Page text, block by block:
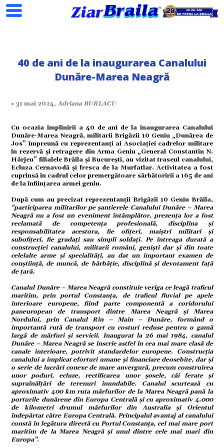
40 de ani de la inaugurarea Canalului
Dunăre-Marea Neagră
• 31 mai 2024,Adriana BURLACU
Cu ocazia împlinirii a 40 de ani de la inaugurarea Canalului
Dunăre-Marea Neagră, militarii Brigăzii 10 Geniu „Dunărea de
Jos” împreună cu reprezentanți ai Asociației cadrelor militare
în rezervă și retragere din Arma Geniu „General Constantin N.
Hârjeu” filialele Brăila și București, au vizitat traseul canalului,
Ecluza Cernavodă și fresca de la Murfatlar. Activitatea a fost
cuprinsă în cadrul celor premergătoare sărbătoririi a 165 de ani
de la înființarea armei geniu.
După cum au precizat reprezentanții Brigăzii 10 Geniu Brăila,
“participarea militarilor pe șantierele Canalului Dunăre – Marea
Neagră nu a fost un eveniment întâmplător, prezența lor a fost
reclamată de competența profesională, disciplina și
responsabilitatea acestora, fie ofițeri, maiștri militari și
subofițeri, fie gradați sau simpli soldați. Pe întreaga durată a
construcției canalului, militarii români, geniști dar și din toate
celelalte arme și specialități, au dat un important examen de
conștiință, de muncă, de bărbăție, disciplină și devotament față
de țară.
Canalul Dunăre – Marea Neagră constituie veriga ce leagă traficul
maritim, prin portul Constanța, de traficul fluvial pe apele
interioare europene, fiind parte componentă a coridorului
paneuropean de transport dintre Marea Neagră și Marea
Nordului, prin Canalul Rin – Main – Dunăre, formând o
importantă rută de transport cu costuri reduse pentru o gamă
largă de mărfuri și servicii. Inaugurat la 26 mai 1984, canalul
Dunăre – Marea Neagră se înscrie astfel în cea mai mare clasă de
canale interioare, potrivit standardelor europene. Construcția
canalului a implicat eforturi umane și financiare deosebite, dar și
o serie de lucrări conexe de mare anvergură, precum construirea
unor poduri, ecluze, rectificarea unor șosele, căi ferate și
supraînălțări de terenuri inundabile. Canalul scurtează cu
aproximativ 400 km ruta mărfurilor de la Marea Neagră pană la
porturile dunărene din Europa Centrală și cu aproximativ 4.000
de kilometri drumul mărfurilor din Australia și Orientul
îndepărtat către Europa Centrală. Principalul avantaj al canalului
constă în legătura directă cu Portul Constanța, cel mai mare port
maritim de la Marea Neagră și unul dintre cele mai mari din
Europa”.